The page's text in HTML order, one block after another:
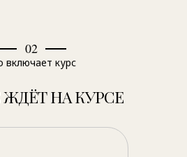
ЖДЁТ НА КУРСЕ
02
включает курс